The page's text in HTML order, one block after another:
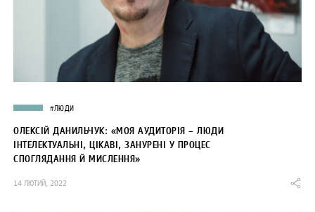
#ЛЮДИ
ОЛЕКСІЙ ДАНИЛЬЧУК: «МОЯ АУДИТОРІЯ – ЛЮДИ
ІНТЕЛЕКТУАЛЬНІ, ЦІКАВІ, ЗАНУРЕНІ У ПРОЦЕС
СПОГЛЯДАННЯ Й МИСЛЕННЯ»
14 ЛЮТИЙ, 2022